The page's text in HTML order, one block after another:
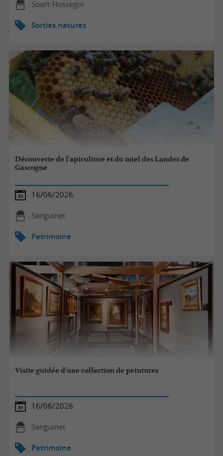
Soort-Hossegor
Sorties natures
Découverte de l'apiculture et du miel des Landes de
Gascogne
16/06/2026
Sanguinet
Patrimoine
Visite guidée d'une collection de peintures
16/06/2026
Sanguinet
Patrimoine